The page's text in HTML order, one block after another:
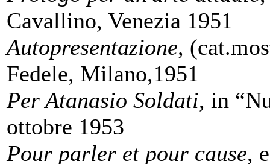
Cavallino, Venezia 1951
Autopresentazione,
Fedele, Milano,1951
Per Atanasio Soldati, in
ottobre 1953
Pour parler et pour cause,